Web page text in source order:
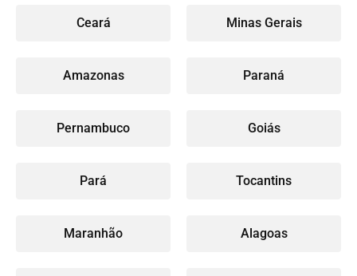
Ceará Minas Gerais
Amazonas Paraná
Pernambuco Goiás
Pará Tocantins
Maranhão Alagoas